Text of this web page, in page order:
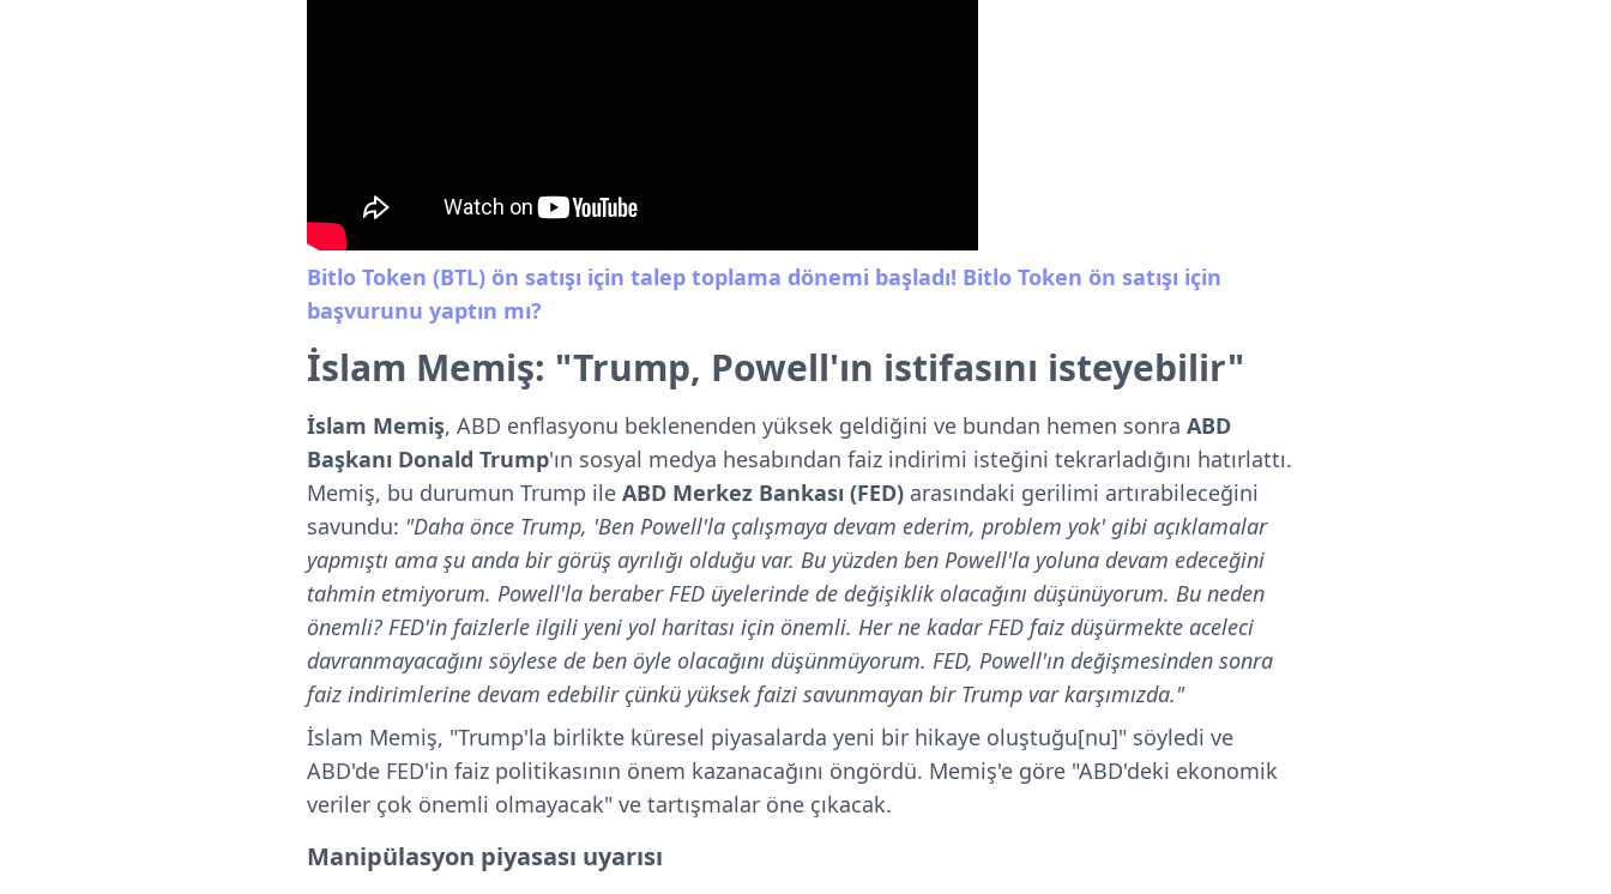
Bitlo Token (BTL) ön satışı için talep toplama dönemi başladı! Bitlo Token ön satışı için
başvurunu yaptın mı?
İslam Memiş: "Trump, Powell'ın istifasını isteyebilir"
İslam Memiş, ABD enflasyonu beklenenden yüksek geldiğini ve bundan hemen sonra ABD
Başkanı Donald Trump'ın sosyal medya hesabından faiz indirimi isteğini tekrarladığını hatırlattı.
Memiş, bu durumun Trump ile ABD Merkez Bankası (FED) arasındaki gerilimi artırabileceğini
savundu: "Daha önce Trump, 'Ben Powell'la çalışmaya devam ederim, problem yok' gibi açıklamalar
yapmıştı ama şu anda bir görüş ayrılığı olduğu var. Bu yüzden ben Powell'la yoluna devam edeceğini
tahmin etmiyorum. Powell'la beraber FED üyelerinde de değişiklik olacağını düşünüyorum. Bu neden
önemli? FED'in faizlerle ilgili yeni yol haritası için önemli. Her ne kadar FED faiz düşürmekte aceleci
davranmayacağını söylese de ben öyle olacağını düşünmüyorum. FED, Powell'ın değişmesinden sonra
faiz indirimlerine devam edebilir çünkü yüksek faizi savunmayan bir Trump var karşımızda."
İslam Memiş, "Trump'la birlikte küresel piyasalarda yeni bir hikaye oluştuğu[nu]" söyledi ve
ABD'de FED'in faiz politikasının önem kazanacağını öngördü. Memiş'e göre "ABD'deki ekonomik
veriler çok önemli olmayacak" ve tartışmalar öne çıkacak.
Manipülasyon piyasası uyarısı